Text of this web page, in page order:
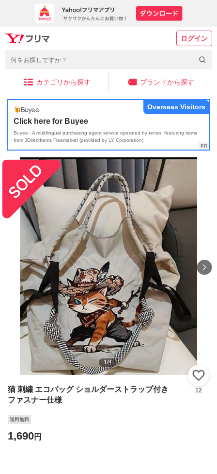
ログイン
カテゴリから探す ブランドから探す
Click here for Buyee
Buyee - A multilingual purchasing agent service operated by tenso, featuring items
from JDirectItems Fleamarket (provided by LY Corporation)
Overseas Visitors
1/4
猫 刺繍 エコバッグ ショルダーストラップ付き
ファスナー仕様
12
送料無料
1,690円